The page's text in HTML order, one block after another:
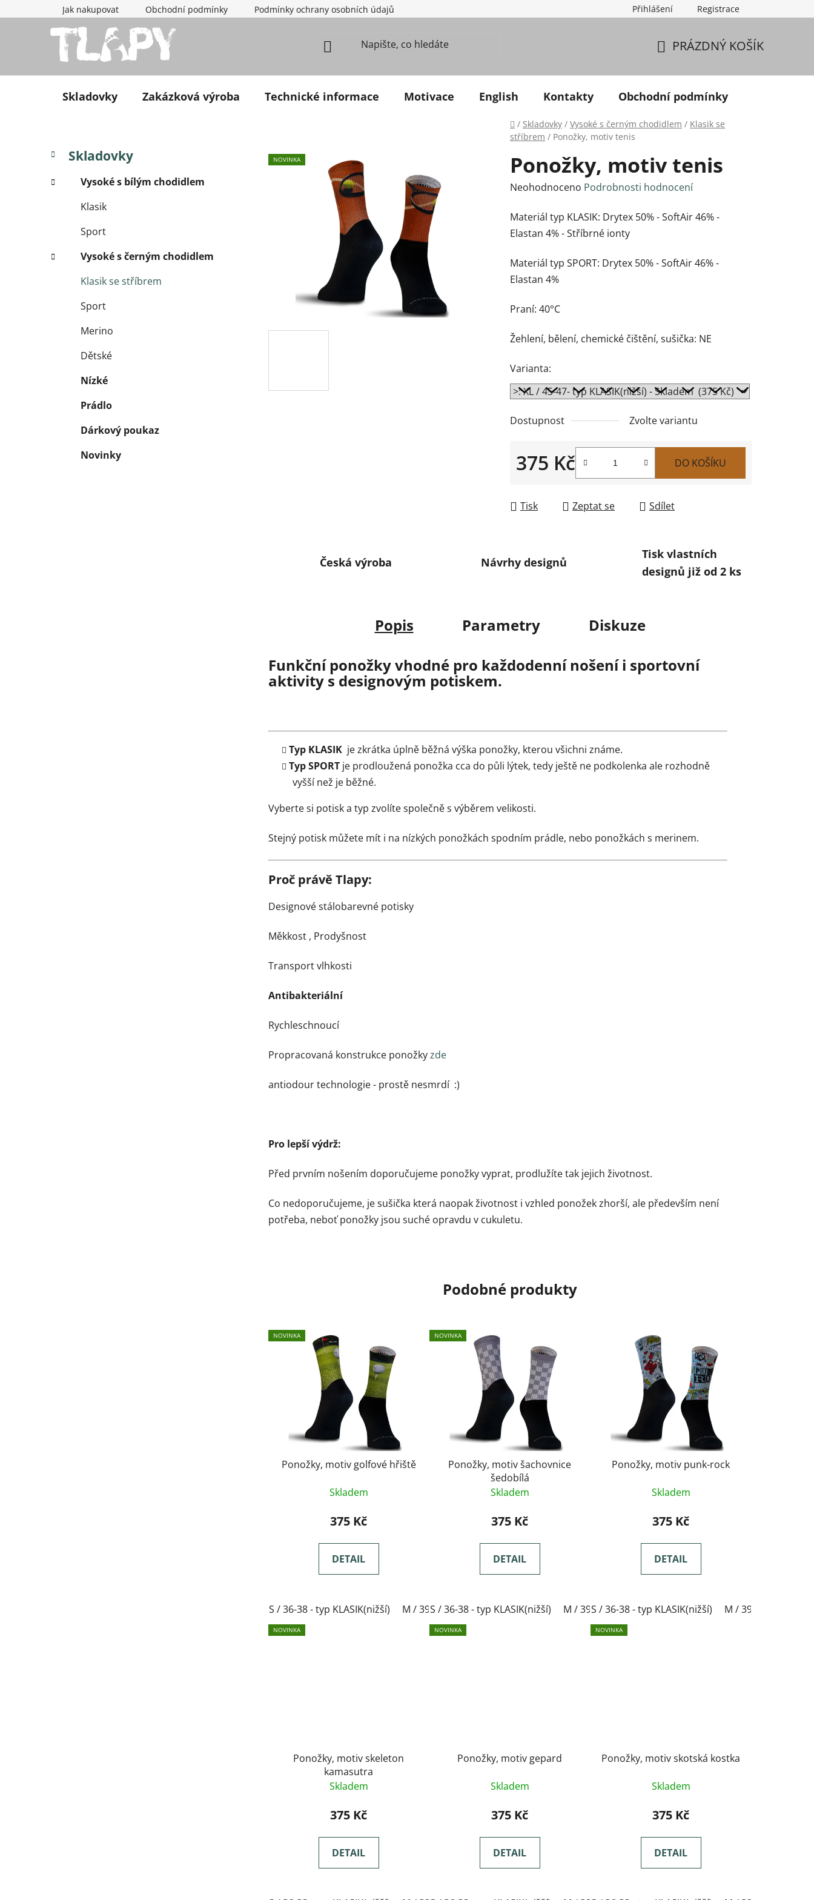
Přejít na obsahJak nakupovat Obchodní podmínky Podmínky ochrany osobních údajů Přihlášení Registrace
PRÁZDNÝ KOŠÍK
Skladovky Zakázková výroba Technické informace Motivace English Kontakty Obchodní podmínky
Domů
/ Skladovky / Vysoké s černým chodidlem / Klasik se
stříbrem / Ponožky, motiv tenis
Postranní panel
Přeskočit kategorie
Kategorie
Skladovky
Vysoké s bílým chodidlem
Klasik
Sport
Vysoké s černým chodidlem
Klasik se stříbrem
Sport
Merino
Dětské
Nízké
Prádlo
Dárkový poukaz
Novinky
Ponožky, motiv tenis
Průměrné hodnocení produktu je 0,0 z 5 hvězdiček.
Neohodnoceno Podrobnosti hodnocení
Materiál typ KLASIK: Drytex 50% - SoftAir 46% -
Elastan 4% - Stříbrné ionty
Materiál typ SPORT: Drytex 50% - SoftAir 46% -
Elastan 4%
Praní: 40°C
Žehlení, bělení, chemické čištění, sušička: NE
Varianta:
Dostupnost Zvolte variantu
375 Kč DO KOŠÍKU
Tisk Zeptat se Sdílet
NOVINKA
Česká výroba Návrhy designů
Tisk vlastních
designů již od 2 ks
Popis Parametry
Diskuze
Funkční ponožky vhodné pro každodenní nošení i sportovní
aktivity s designovým potiskem.
Typ KLASIK je zkrátka úplně běžná výška ponožky, kterou všichni známe.
Typ SPORT je prodloužená ponožka cca do půli lýtek, tedy ještě ne podkolenka ale rozhodně
vyšší než je běžné.
Vyberte si potisk a typ zvolíte společně s výběrem velikosti.
Stejný potisk můžete mít i na nízkých ponožkách spodním prádle, nebo ponožkách s merinem.
Proč právě Tlapy:
Designové stálobarevné potisky
Měkkost , Prodyšnost
Transport vlhkosti
Antibakteriální
Rychleschnoucí
Propracovaná konstrukce ponožkyzde
antiodour technologie - prostě nesmrdí :)
Pro lepší výdrž:
Před prvním nošením doporučujeme ponožky vyprat, prodlužíte tak jejich životnost.
Co nedoporučujeme, je sušička která naopak životnost i vzhled ponožek zhorší, ale především není
potřeba, neboť ponožky jsou suché opravdu v cukuletu.
Podobné produkty
NOVINKA
Ponožky, motiv golfové hřiště
Skladem
375 Kč
DETAIL
S / 36-38 - typ KLASIK(nižší) M / 39-41- typ KLASIK(nižší) L / 42-44- typ KLASIK(nižší) XL / 45-47- typ KLASIK(nižší)
NOVINKA
Ponožky, motiv šachovnice
šedobílá
Skladem
375 Kč
DETAIL
S / 36-38 - typ KLASIK(nižší) M / 39-41- typ KLASIK(nižší) L / 42-44- typ
Ponožky, motiv punk-rock
Skladem
375 Kč
DETAIL
S / 36-38 - typ KLASIK(nižší) M / 39-41- typ
NOVINKA
Ponožky, motiv skeleton
kamasutra
Skladem
375 Kč
DETAIL
NOVINKA
Ponožky, motiv gepard
Skladem
375 Kč
DETAIL
NOVINKA
Ponožky, motiv skotská kostka
Skladem
375 Kč
DETAIL